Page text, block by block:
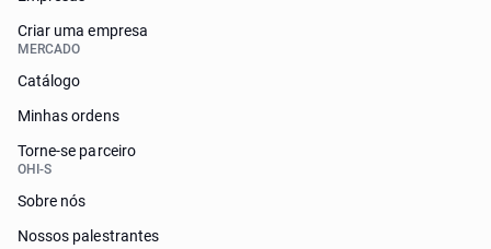
Criar uma empresa
MERCADO
Catálogo
Minhas ordens
Torne-se parceiro
OHI-S
Sobre nós
Nossos palestrantes